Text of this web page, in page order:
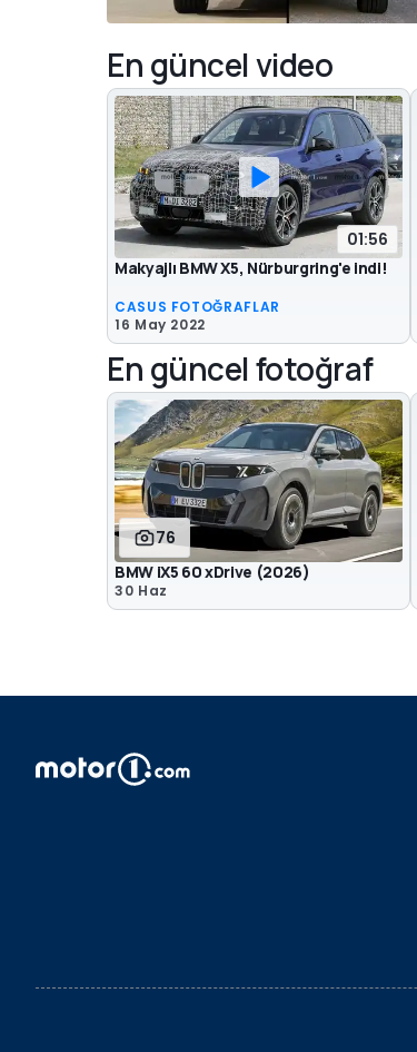
En güncel video
01:56
Makyajlı BMW X5, Nürburgring'e indi!
CASUS FOTOĞRAFLAR
16 May 2022
En güncel fotoğraf
76
BMW iX5 60 xDrive (2026)
30 Haz